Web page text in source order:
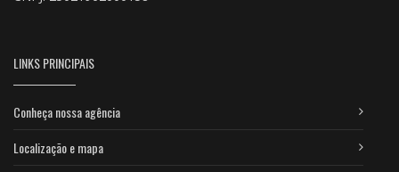
LINKS PRINCIPAIS
Conheça nossa agência
Localização e mapa